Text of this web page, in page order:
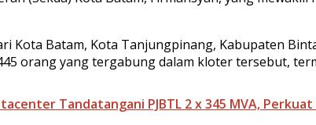
Kota Batam, Kota Tanjungpinang, Kabupaten
orang yang tergabung dalam kloter tersebut,
Tandatangani PJBTL 2 x 345 MVA,